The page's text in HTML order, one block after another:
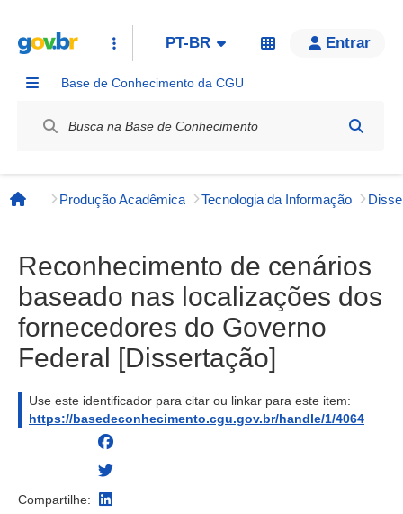
PT-BR Entrar
Base de Conhecimento da CGU
Página inicial
Produção Acadêmica Tecnologia da Informação
Reconhecimento de cenários
baseado nas localizações dos
fornecedores do Governo
Federal [Dissertação]
Use este identificador para citar ou linkar para este item:
https://basedeconhecimento.cgu.gov.br/handle/1/4064
Compartilhe: